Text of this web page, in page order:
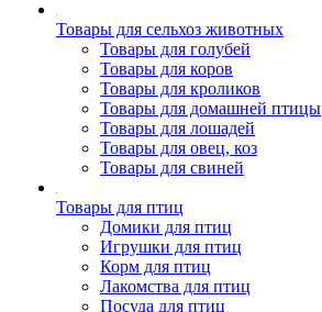
Товары для сельхоз животных
Товары для голубей
Товары для коров
Товары для кроликов
Товары для домашней птицы
Товары для лошадей
Товары для овец, коз
Товары для свиней
Товары для птиц
Домики для птиц
Игрушки для птиц
Корм для птиц
Лакомства для птиц
Посуда для птиц